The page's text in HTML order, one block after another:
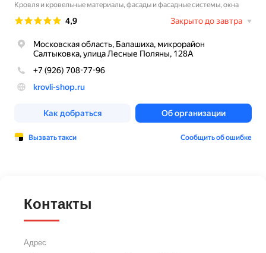
Контакты
Адрес